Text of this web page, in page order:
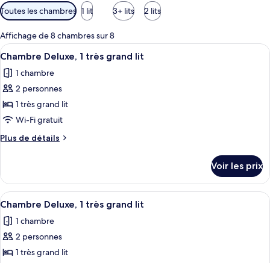
Filtres
disponibles
pour
les
chambres
Toutes les chambres 1 lit 3+ lits 2 lits
Affichage de 8 chambres sur 8
Afficher
toutes
les
photos
pour
ce
type
de
Chambre
Deluxe,
1
très
grand
lit
Une chambre d’hôtel moderne
45
Chambre Deluxe, 1 très grand lit
1 chambre
2 personnes
1 très grand lit
Wi-Fi gratuit
Plus de détails
Plus
le
type
de
Chambre
Deluxe,
très
Voir les prix
Afficher
toutes
les
photos
pour
Une salle de bain avec un mur en
50
Chambre Deluxe, 1 très grand lit
1 chambre
2 personnes
1 très grand lit